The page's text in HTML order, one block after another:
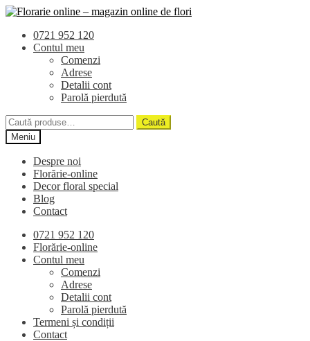
Sari
navigare
Sari
conținut0721 952 120
Contul meu
Comenzi
Adrese
Detalii cont
Parolă pierdută
Caută
după:
Caută
Meniu
Despre noi
Florărie-online
Decor floral special
Blog
Contact
0721 952 120
Florărie-online
Contul meu
Comenzi
Adrese
Detalii cont
Parolă pierdută
Termeni și condiții
Contact